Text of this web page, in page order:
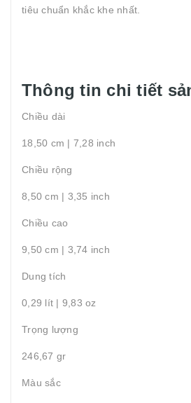
tiêu chuẩn khắc khe nhất.
Thông tin chi tiết
Chiều dài
18,50 cm | 7,28 inch
Chiều rộng
8,50 cm | 3,35 inch
Chiều cao
9,50 cm | 3,74 inch
Dung tích
0,29 lít | 9,83 oz
Trọng lượng
246,67 gr
Màu sắc